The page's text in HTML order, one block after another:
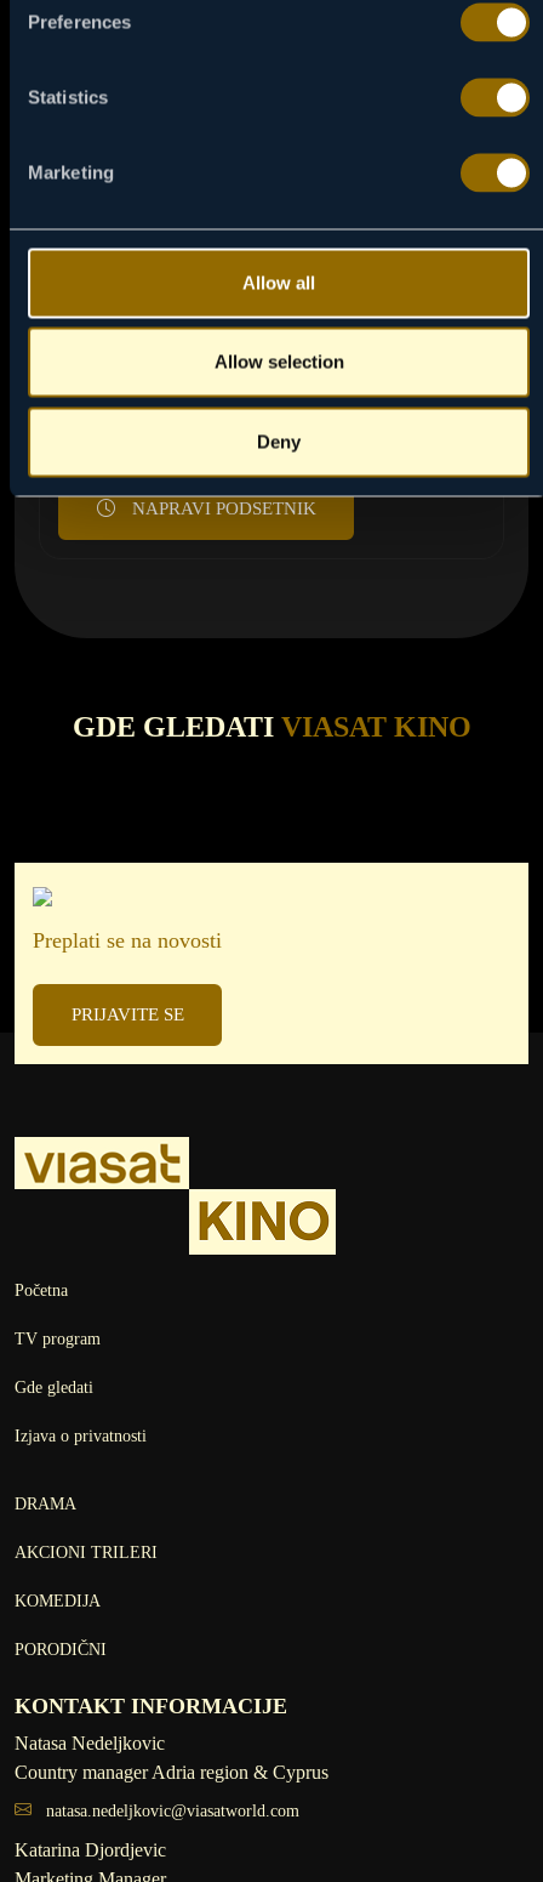
Preferences
Statistics
Marketing
Allow all
Allow selection
Deny
funti, i to samo nekoliko dana pre nego što valuta
NAPRAVI PODSETNIK
GDE GLEDATIVIASAT KINO
Preplati se na novosti
PRIJAVITE SE
Početna
TV program
Gde gledati
Izjava o privatnosti
DRAMA
AKCIONI TRILERI
KOMEDIJA
PORODIČNI
KONTAKT INFORMACIJE
Natasa Nedeljkovic
Country manager Adria region & Cyprus
natasa.nedeljkovic@viasatworld.com
Katarina Djordjevic